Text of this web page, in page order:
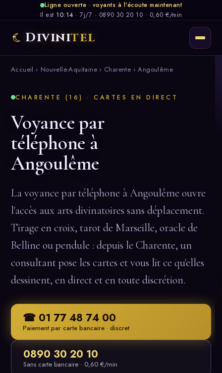
Ligne ouverte · voyants à l'écoute maintenant
Il est 10:14 · 7j/7 · 0890 30 20 10 · 0,60 €/min
Divinitel
Accueil › Nouvelle-Aquitaine› Charente › Angoulême
CHARENTE (16) · CARTES EN DIRECT
Voyance par
téléphone à
Angoulême
La voyance par téléphone à Angoulême ouvre
l'accès aux arts divinatoires sans déplacement.
Tirage en croix, tarot de Marseille, oracle de
Belline ou pendule : depuis le Charente, un
consultant pose les cartes et vous lit ce qu'elles
dessinent, en direct et en toute discrétion.
☎ 01 77 48 74 00
Paiement par carte bancaire · discret
0890 30 20 10
Sans carte bancaire · 0,60 €/min